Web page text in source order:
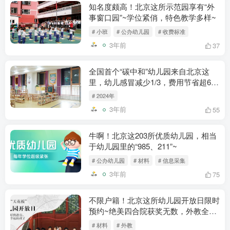
知名度颇高！北京这所示范园享有“外
事窗口园”~学位紧俏，特色教学多样~
# 小班 # 公办幼儿园 # 收费标准
3年前 37
全国首个“碳中和”幼儿园来自北京这
里，幼儿感冒减少1/3，费用节省超6
成！
# 2024年
3年前 55
牛啊！北京这203所优质幼儿园，相当
于幼儿园里的“985、211”~
# 公办幼儿园 # 材料 # 信息采集
3年前 75
不限户籍！北京这所幼儿园开放日限时
预约~绝美四合院获奖无数，外教全天
带班
# 材料 # 外教